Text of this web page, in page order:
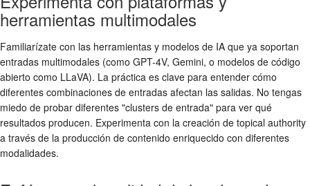
herramientas multimodales
Familiarízate con las herramientas y modelos de IA que ya soportan
entradas multimodales (como GPT-4V, Gemini, o modelos de código
abierto como LLaVA). La práctica es clave para entender cómo
diferentes combinaciones de entradas afectan las salidas. No tengas
miedo de probar diferentes "clusters de entrada" para ver qué
resultados producen. Experimenta con la creación de topical authority
a través de la producción de contenido enriquecido con diferentes
modalidades.